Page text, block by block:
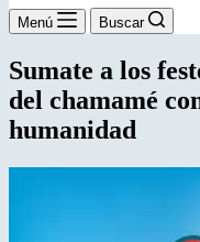
Menú Buscar
Sumate a los
del chamamé
humanidad